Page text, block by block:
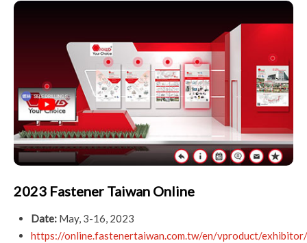
2023 Fastener Taiwan Online
Date: May, 3-16, 2023
https://online.fastenertaiwan.com.tw/en/vproduct/